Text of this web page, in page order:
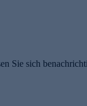
Sie sich